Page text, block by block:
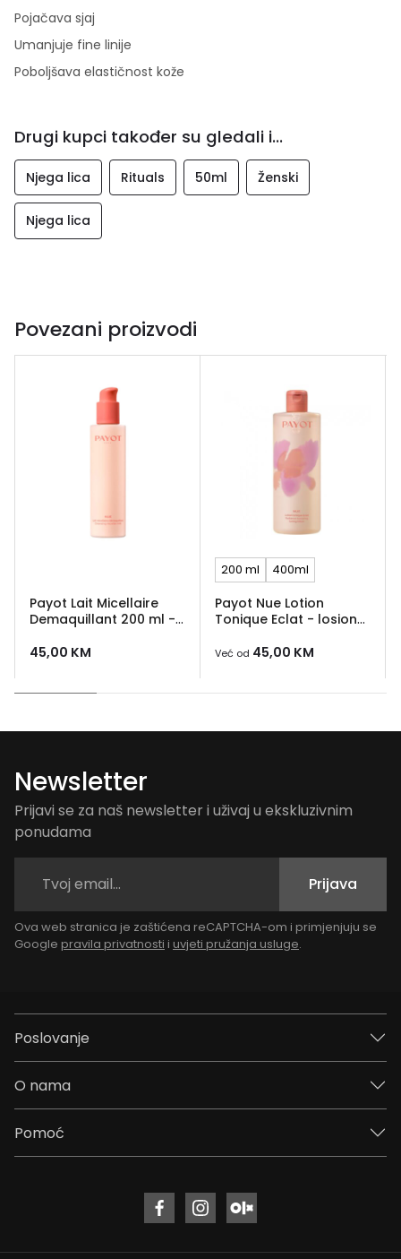
Pojačava sjaj
Umanjuje fine linije
Poboljšava elastičnost kože
Drugi kupci također su gledali i...
Njega lica Rituals 50ml Ženski
Njega lica
Povezani proizvodi
Payot Lait Micellaire
Demaquillant 200 ml -
čišćenje lica
45,00 KM
200 ml 400ml
Payot Nue Lotion
Tonique Eclat - losion
Već od 45,00 KM
Newsletter
Prijavi se za naš newsletter i uživaj u ekskluzivnim
ponudama
Prijava
Ova web stranica je zaštićena reCAPTCHA-om i primjenjuju se
Google pravila privatnosti i uvjeti pružanja usluge.
Poslovanje
O nama
Pomoć